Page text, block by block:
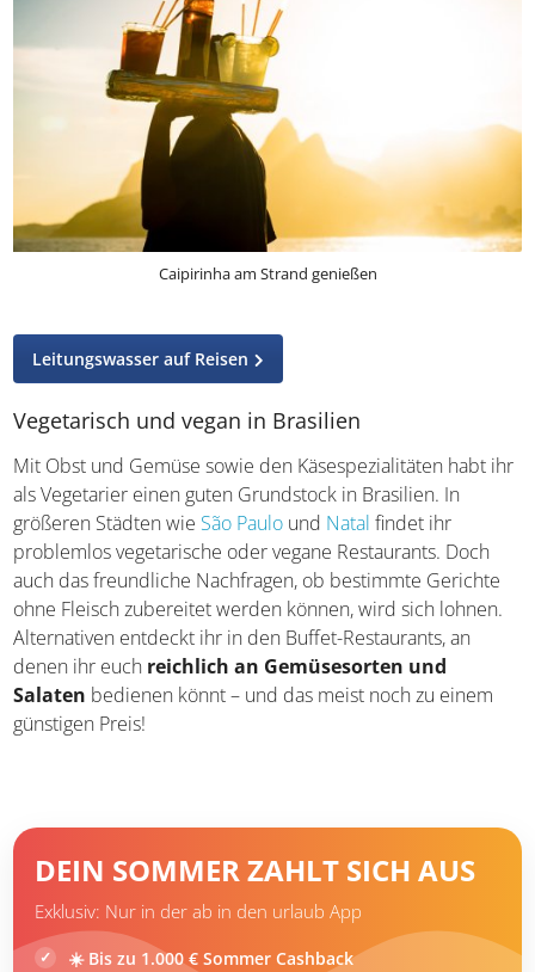
Vegetarisch und vegan in Brasilien
Mit Obst und Gemüse sowie den Käsespezialitäten habt
ihr als Vegetarier einen guten Grundstock in Brasilien. In
größeren Städten wieSão PauloundNatalfindet ihr
problemlos vegetarische oder vegane Restaurants. Doch
auch das freundliche Nachfragen, ob bestimmte Gerichte
ohne Fleisch zubereitet werden können, wird sich lohnen.
Alternativen entdeckt ihr in den Buffet-Restaurants, an
denen ihr euchreichlich an Gemüsesorten und
Salatenbedienen könnt – und das meist noch zu einem
DEIN SOMMER ZAHLT SICH AUS
Exklusiv: Nur in der ab in den urlaub App